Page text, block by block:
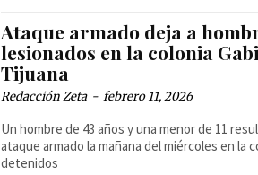
Ataque armado deja a
lesionados en la colonia
Tijuana
Redacción Zeta - febrero 11, 2026
Un hombre de 43 años y una menor de 11
ataque armado la mañana del miércoles en la
detenidos